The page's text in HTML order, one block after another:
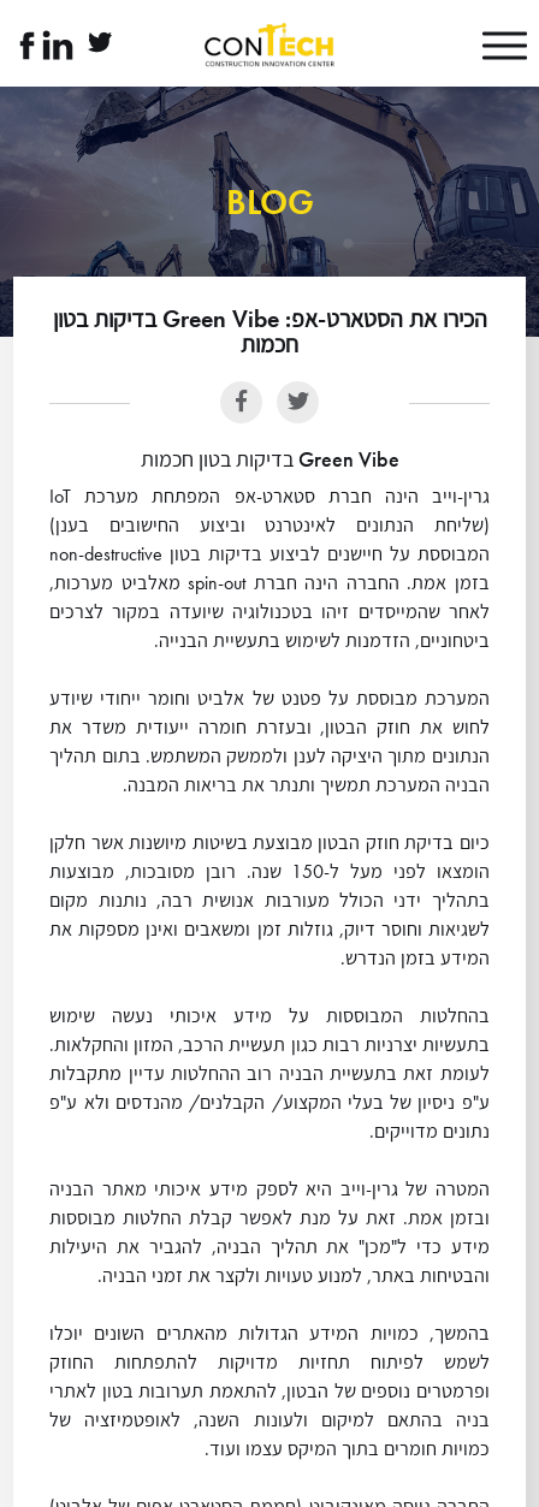
לעמוד
עברית
linkedintwitter
BLOG
הכירו את הסטארט-אפ: Green Vibe בדיקות בטון
חכמות
Green Vibe בדיקות בטון חכמות
גרין-וייב הינה חברת סטארט-אפ המפתחת מערכת IoT
(שליחת הנתונים לאינטרנט וביצוע החישובים בענן)
המבוססת על חיישנים לביצוע בדיקות בטון non-destructive
בזמן אמת. החברה הינה חברת spin-out מאלביט מערכות,
לאחר שהמייסדים זיהו בטכנולוגיה שיועדה במקור לצרכים
ביטחוניים, הזדמנות לשימוש בתעשיית הבנייה.
המערכת מבוססת על פטנט של אלביט וחומר ייחודי שיודע
לחוש את חוזק הבטון, ובעזרת חומרה ייעודית משדר את
הנתונים מתוך היציקה לענן ולממשק המשתמש. בתום תהליך
הבניה המערכת תמשיך ותנתר את בריאות המבנה.
כיום בדיקת חוזק הבטון מבוצעת בשיטות מיושנות אשר חלקן
הומצאו לפני מעל ל-150 שנה. רובן מסובכות, מבוצעות
בתהליך ידני הכולל מעורבות אנושית רבה, נותנות מקום
לשגיאות וחוסר דיוק, גוזלות זמן ומשאבים ואינן מספקות את
המידע בזמן הנדרש.
בהחלטות המבוססות על מידע איכותי נעשה שימוש
בתעשיות יצרניות רבות כגון תעשיית הרכב, המזון והחקלאות.
לעומת זאת בתעשיית הבניה רוב ההחלטות עדיין מתקבלות
ע"פ ניסיון של בעלי המקצוע/ הקבלנים/ מהנדסים ולא ע"פ
נתונים מדוייקים.
המטרה של גרין-וייב היא לספק מידע איכותי מאתר הבניה
ובזמן אמת. זאת על מנת לאפשר קבלת החלטות מבוססות
מידע כדי ל"מכן" את תהליך הבניה, להגביר את היעילות
והבטיחות באתר, למנוע טעויות ולקצר את זמני הבניה.
בהמשך, כמויות המידע הגדולות מהאתרים השונים יוכלו
לשמש לפיתוח תחזיות מדויקות להתפתחות החוזק
ופרמטרים נוספים של הבטון, להתאמת תערובות בטון לאתרי
בניה בהתאם למיקום ולעונות השנה, לאופטמיזציה של
כמויות חומרים בתוך המיקס עצמו ועוד.